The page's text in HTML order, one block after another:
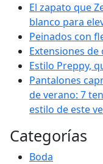
El zapato que
blanco para
Peinados con
Extensiones de
Estilo Preppy,
Pantalones
de verano: 7
estilo de este
Categorías
Boda